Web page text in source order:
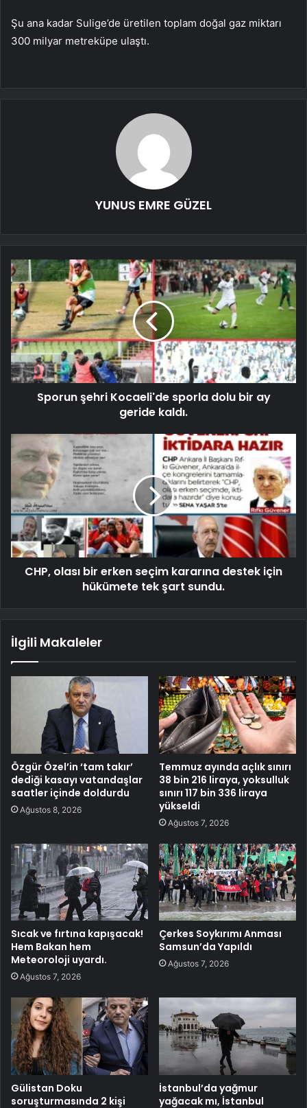
Şu ana kadar Sulige’de üretilen toplam doğal gaz miktarı
300 milyar metreküpe ulaştı.
YUNUS EMRE GÜZEL
Sporun şehri Kocaeli'de sporla dolu bir ay
geride kaldı.
CHP, olası bir erken seçim kararına destek için
hükümete tek şart sundu.
İlgili Makaleler
Özgür Özel’in ‘tam takır’
dediği kasayı vatandaşlar
saatler içinde doldurdu
Ağustos 8, 2026
Temmuz ayında açlık sınırı
38 bin 216 liraya, yoksulluk
sınırı 117 bin 336 liraya
yükseldi
Ağustos 7, 2026
Sıcak ve fırtına kapışacak!
Hem Bakan hem
Meteoroloji uyardı.
Ağustos 7, 2026
Çerkes Soykırımı Anması
Samsun’da Yapıldı
Ağustos 7, 2026
Gülistan Doku
soruşturmasında 2 kişi
İstanbul’da yağmur
yağacak mı, İstanbul